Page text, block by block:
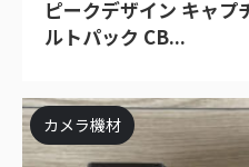
ピークデザイン キャプ
ルトパック CB...
カメラ機材